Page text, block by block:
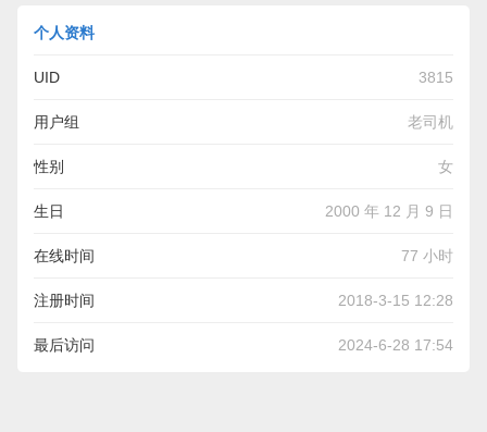
个人资料
UID 3815
用户组 老司机
性别 女
生日 2000 年 12 月 9 日
在线时间 77 小时
注册时间 2018-3-15 12:28
最后访问 2024-6-28 17:54